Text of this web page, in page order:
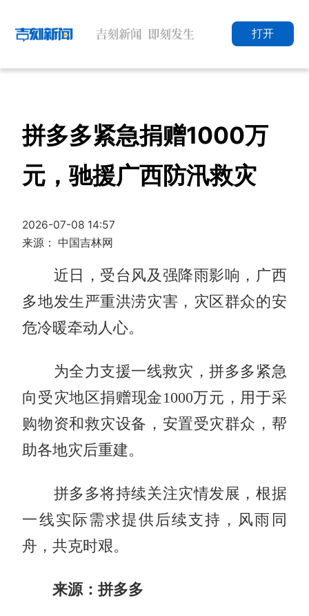
打开
拼多多紧急捐赠1000万
元，驰援广西防汛救灾
2026-07-08 14:57
来源： 中国吉林网
近日，受台风及强降雨影响，广西
多地发生严重洪涝灾害，灾区群众的安
危冷暖牵动人心。
为全力支援一线救灾，拼多多紧急
向受灾地区捐赠现金1000万元，用于采
购物资和救灾设备，安置受灾群众，帮
助各地灾后重建。
拼多多将持续关注灾情发展，根据
一线实际需求提供后续支持，风雨同
舟，共克时艰。
来源：拼多多